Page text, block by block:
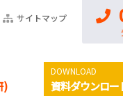
サイトマップ
) 資料ダウンロー